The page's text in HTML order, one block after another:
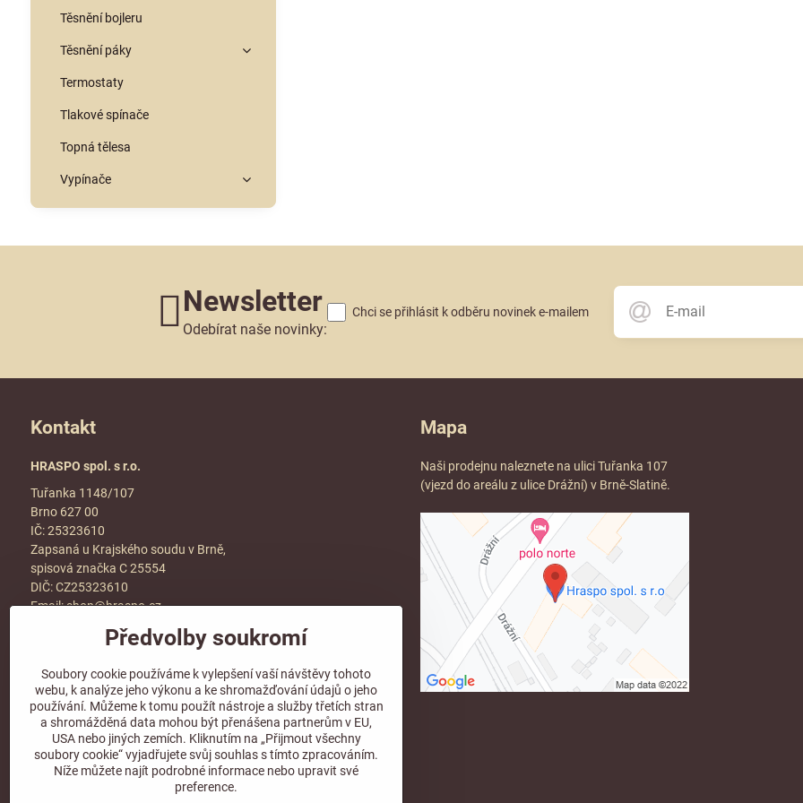
Těsnění bojleru
Těsnění páky
Termostaty
Tlakové spínače
Topná tělesa
Vypínače
Newsletter
Odebírat naše novinky:
Chci se přihlásit k odběru novinek e-mailem
Kontakt
HRASPO spol. s r.o.
Tuřanka 1148/107
Brno 627 00
IČ: 25323610
Zapsaná u Krajského soudu v Brně,
spisová značka C 25554
DIČ: CZ25323610
Email:shop@hraspo.cz
Obchodní podmínky
Více info v sekcikontakt
Sledujte naše sociální sítě!
Mapa
Naši prodejnu naleznete na ulici Tuřanka 107
(vjezd do areálu z ulice Drážní) v Brně-Slatině.
Předvolby soukromí
Soubory cookie používáme k vylepšení vaší návštěvy tohoto
webu, k analýze jeho výkonu a ke shromažďování údajů o jeho
používání. Můžeme k tomu použít nástroje a služby třetích stran
a shromážděná data mohou být přenášena partnerům v EU,
USA nebo jiných zemích. Kliknutím na „Přijmout všechny
soubory cookie“ vyjadřujete svůj souhlas s tímto zpracováním.
Níže můžete najít podrobné informace nebo upravit své
preference.